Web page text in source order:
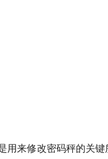
来修改密码秤的关